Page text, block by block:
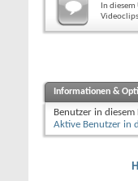
In
Informationen &
Benutzer in diesem
Aktive Benutzer in